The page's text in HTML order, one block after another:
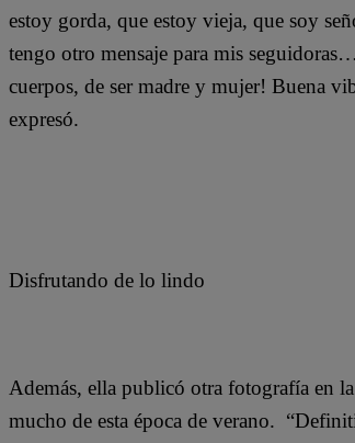
estoy gorda, que estoy vieja, que soy
tengo otro mensaje para mis
cuerpos, de ser madre y mujer! Buena
expresó.
Disfrutando de lo lindo
Además, ella publicó otra fotografía en
mucho de esta época de verano.